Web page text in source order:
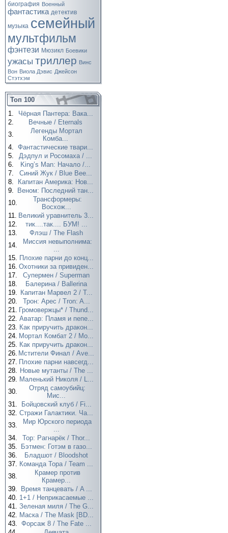
биография Военный
фантастика детектив
музыка семейный
мультфильм
фэнтези Мюзикл Боевики
ужасы триллер Винс
Вон Виола Дэвис Джейсон
Стэтхэм
Топ 100
1.
Чёрная Пантера: Вака...
2.
Вечные / Eternals
3.
Легенды Мортал
Комба...
4. Фантастические твари...
5.
Дэдпул и Росомаха / ...
6.
King’s Man: Начало /...
7.
Синий Жук / Blue Bee...
8.
Капитан Америка: Нов...
9.
Веном: Последний тан...
10.
Трансформеры:
Восхож...
11. Великий уравнитель 3...
12.
тик....так.... БУМ! ...
13.
Флэш / The Flash
14.
Миссия невыполнима:
...
15. Плохие парни до конц...
16. Охотники за привиден...
17.
Супермен / Superman
18.
Балерина / Ballerina
19. Капитан Марвел 2 / T...
20.
Трон: Арес / Tron: A...
21. Громовержцы* / Thund...
22. Аватар: Пламя и пепе...
23. Как приручить дракон...
24. Мортал Комбат 2 / Mo...
25. Как приручить дракон...
26. Мстители Финал / Ave...
27. Плохие парни навсегд...
28. Новые мутанты / The ...
29. Маленький Николя / L...
30.
Отряд самоубийц:
Мис...
31.
Бойцовский клуб / Fi...
32. Стражи Галактики. Ча...
33.
Мир Юрского периода
...
34.
Тор: Рагнарёк / Thor...
35.
Бэтмен: Готэм в газо...
36.
Бладшот / Bloodshot
37. Команда Тора / Team ...
38.
Крамер против
Крамер...
39.
Время танцевать / A ...
40. 1+1 / Неприкасаемые ...
41. Зеленая миля / The G...
42. Маска / The Mask [BD...
43. Форсаж 8 / The Fate ...